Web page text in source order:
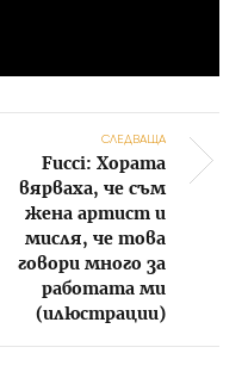
СЛЕДВАЩА
Fucci: Хората
вярваха, че съм
жена артист и
мисля, че това
говори много за
работата ми
(илюстрации)